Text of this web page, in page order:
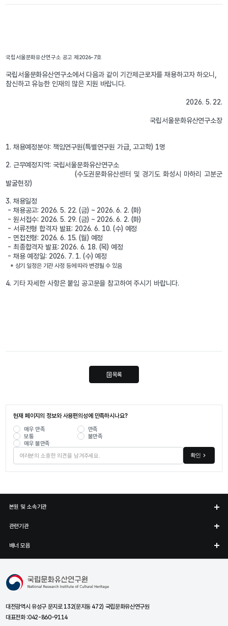
국립서울문화유산연구소 공고 제2026-7호
국립서울문화유산연구소에서 다음과 같이 기간제근로자를 채용하고자 하오니,
참신하고 유능한 인재의 많은 지원 바랍니다.
2026. 5. 22.
국립서울문화유산연구소장
1. 채용예정분야: 책임연구원(특별연구원 가급, 고고학) 1명
2. 근무예정지역: 국립서울문화유산연구소
발굴현장)
3. 채용일정
- 채용공고: 2026. 5. 22. (금) ~ 2026. 6. 2. (화)
- 원서접수: 2026. 5. 29. (금) ~ 2026. 6. 2. (화)
- 서류전형 합격자 발표: 2026. 6. 10. (수) 예정
- 면접전형: 2026. 6. 15. (월) 예정
- 최종합격자 발표: 2026. 6. 18. (목) 예정
- 채용 예정일: 2026. 7. 1. (수) 예정
* 상기 일정은 기관 사정 등에 따라 변경될 수 있음
4. 기타 자세한 사항은 붙임 공고문을 참고하여 주시기 바랍니다.
목록
현재 페이지의 정보와 사용편의성에 만족하시나요?
매우 만족
만족
보통
불만족
매우 불만족
확인
본원 및 소속기관
관련기관
배너 모음
국립문화유산연구원
대전광역시 유성구 문지로 132(문지동 472) 국립문화유산연구원
대표전화 :042-860-9114